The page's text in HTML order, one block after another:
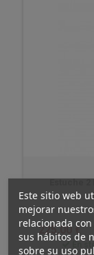
Este sitio web
mejorar
relacionada
sus hábitos de
sobre su uso
225,00 €
En